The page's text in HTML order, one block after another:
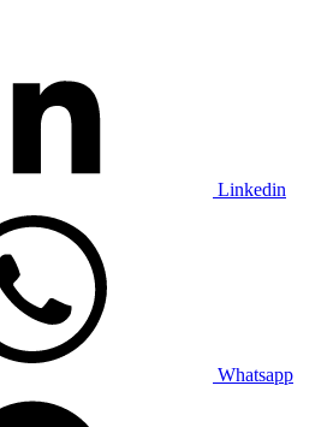
Linkedin
Whatsapp